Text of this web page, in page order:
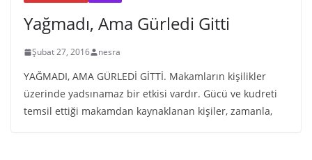
Yağmadı, Ama Gürledi Gitti
Şubat 27, 2016 nesra
YAĞMADI, AMA GÜRLEDİ GİTTİ. Makamların kişilikler
üzerinde yadsınamaz bir etkisi vardır. Gücü ve kudreti
temsil ettiği makamdan kaynaklanan kişiler, zamanla,